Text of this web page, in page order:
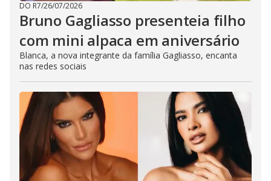
DO R7/26/07/2026
Bruno Gagliasso presenteia filho
com mini alpaca em aniversário
Blanca, a nova integrante da família Gagliasso, encanta
nas redes sociais